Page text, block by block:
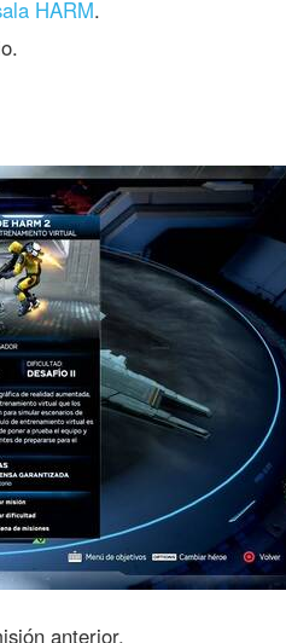
HARM.
anterior.